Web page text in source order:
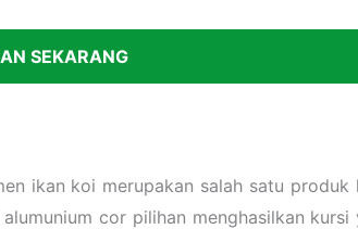
SEKARANG
ikan koi merupakan salah satu
cor pilihan menghasilkan